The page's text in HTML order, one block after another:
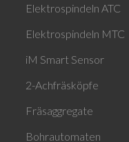
Elektrospindeln ATC
Elektrospindeln MTC
iM Smart Sensor
2-Achfräsköpfe
Fräsaggregate
Bohrautomaten